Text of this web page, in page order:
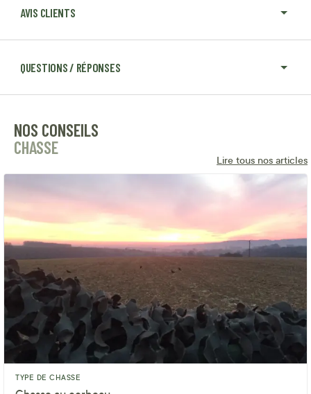
AVIS CLIENTS
QUESTIONS / RÉPONSES
NOS CONSEILS
CHASSE
Lire tous nos articles
TYPE DE CHASSE